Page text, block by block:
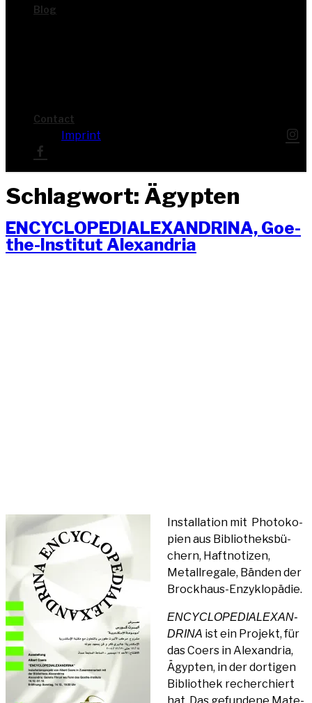
Blog
Cont­act
Imprint
Schlagwort: Ägypten
ENCY­CLO­PE­DI­A­LEX­AN­DRI­NA, Goe­
the-Insti­tut Alexandria
Instal­la­ti­on mit Pho­to­ko­
pien aus Biblio­theks­bü­
chern, Haft­no­ti­zen,
Metall­re­ga­le, Bän­den der
Brockhaus-Enzyklopädie.
ENCY­CLO­PE­DI­A­LEX­AN­
DRI­NA ist ein Pro­jekt, für
das Coers in Alex­an­dria,
Ägyp­ten, in der dor­ti­gen
Biblio­thek recher­chiert